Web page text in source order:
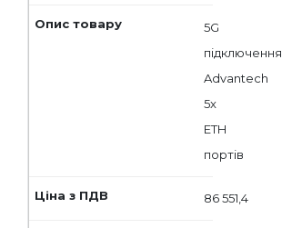
5G
підключення,
Advantech
5x
ETH
портів
86 551,4